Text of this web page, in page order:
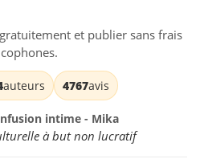
et publier sans frais
auteurs 4767avis
intime - Mika
à but non lucratif